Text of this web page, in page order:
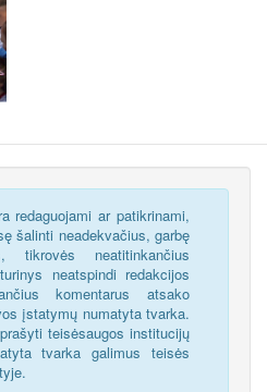
redaguojami ar patikrinami,
šalinti neadekvačius, garbę
tikrovės neatitinkančius
neatspindi redakcijos
komentarus atsako
įstatymų numatyta tvarka.
teisėsaugos institucijų
tvarka galimus teisės